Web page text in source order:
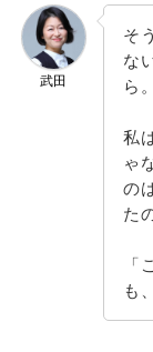
武田
そ
な
ら。
私
ゃ
の
た
「
も